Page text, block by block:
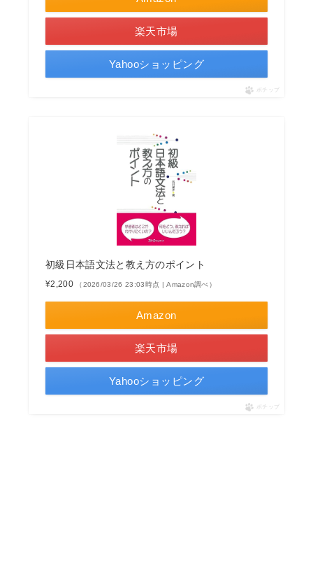
楽天市場
Yahooショッピング
ポチップ
初級日本語文法と教え方のポイント
¥2,200 （2026/03/26 23:03時点 | Amazon調べ）
Amazon
楽天市場
Yahooショッピング
ポチップ